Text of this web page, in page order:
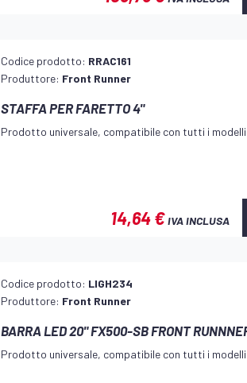
Codice prodotto: RRAC161
Produttore: Front Runner
STAFFA PER FARETTO 4"
Prodotto universale, compatibile con tutti i modelli.
14,64 €IVA INCLUSA
Codice prodotto: LIGH234
Produttore: Front Runner
BARRA LED 20" FX500-SB FRONT
Prodotto universale, compatibile con tutti i modelli.